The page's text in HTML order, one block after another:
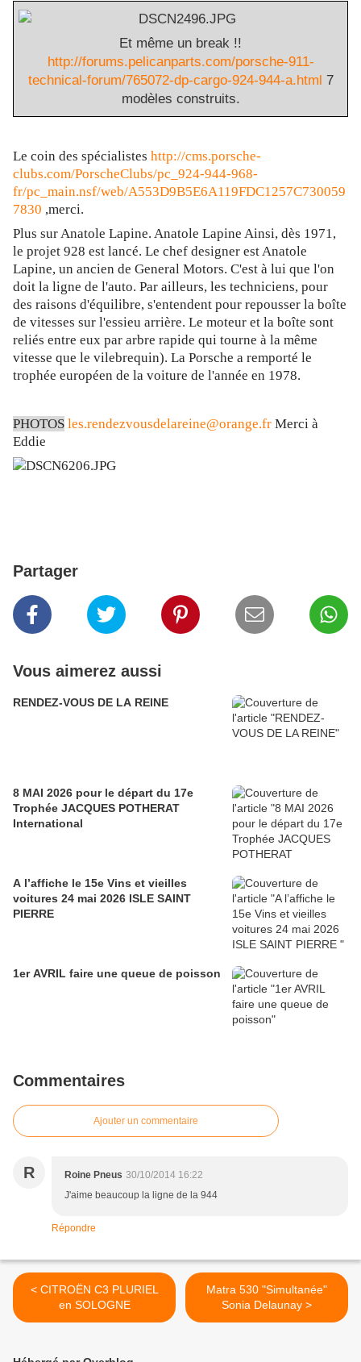
Et même un break !!
http://forums.pelicanparts.com/porsche-911-
technical-forum/765072-dp-cargo-924-944-a.html 7
modèles construits.
Le coin des spécialistes http://cms.porsche-
clubs.com/PorscheClubs/pc_924-944-968-
fr/pc_main.nsf/web/A553D9B5E6A119FDC1257C730059
7830 ,merci.
Plus sur Anatole Lapine. Anatole Lapine Ainsi, dès 1971,
le projet 928 est lancé. Le chef designer est Anatole
Lapine, un ancien de General Motors. C'est à lui que l'on
doit la ligne de l'auto. Par ailleurs, les techniciens, pour
des raisons d'équilibre, s'entendent pour repousser la boîte
de vitesses sur l'essieu arrière. Le moteur et la boîte sont
reliés entre eux par arbre rapide qui tourne à la même
vitesse que le vilebrequin). La Porsche a remporté le
trophée européen de la voiture de l'année en 1978.
PHOTOS les.rendezvousdelareine@orange.fr Merci à
Eddie
Partager
Vous aimerez aussi
RENDEZ-VOUS DE LA REINE
8 MAI 2026 pour le départ du 17e
Trophée JACQUES POTHERAT
International
A l’affiche le 15e Vins et vieilles
voitures 24 mai 2026 ISLE SAINT
PIERRE
1er AVRIL faire une queue de poisson
Commentaires
Ajouter un commentaire
R Roine Pneus 30/10/2014 16:22
J'aime beaucoup la ligne de la 944
Répondre
< CITROËN C3 PLURIEL
en SOLOGNE
Matra 530 "Simultanée"
Sonia Delaunay >